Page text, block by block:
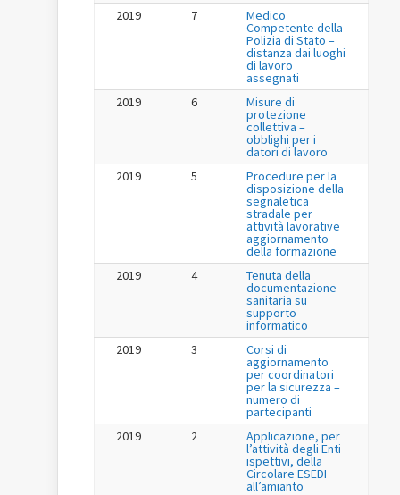
2019
7 Medico
Competente della
Polizia di Stato –
distanza dai luoghi
di lavoro
assegnati
2019
6 Misure di
protezione
collettiva –
obblighi per i
datori di lavoro
2019
5 Procedure per la
disposizione della
segnaletica
stradale per
attività lavorative
aggiornamento
della formazione
2019
4 Tenuta della
documentazione
sanitaria su
supporto
informatico
2019
3 Corsi di
aggiornamento
per coordinatori
per la sicurezza –
numero di
partecipanti
2019
2 Applicazione, per
l’attività degli Enti
ispettivi, della
Circolare ESEDI
all’amianto